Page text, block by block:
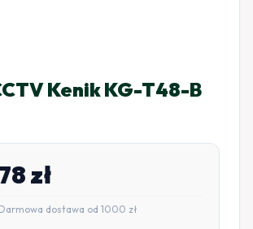
Kenik KG-T48-B
zł
dostawa od 1000 zł